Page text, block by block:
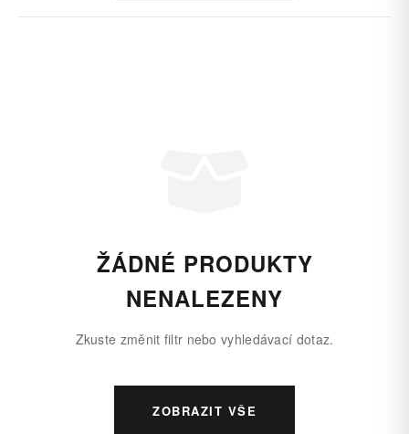
ŽÁDNÉ PRODUKTY
NENALEZENY
Zkuste změnit filtr nebo vyhledávací dotaz.
ZOBRAZIT VŠE